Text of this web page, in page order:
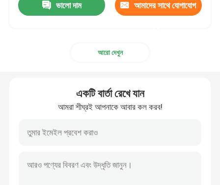
ভালো দাম আমাদের সাথে যোগাযোগ
আরো দেখুন
একটি বার্তা রেখে যান
আমরা শীঘ্রই আপনাকে আবার কল করব!